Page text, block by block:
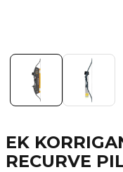
EK
RECURVE